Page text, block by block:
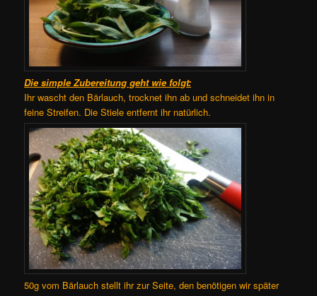
Die simple Zubereitung geht wie folgt:
Ihr wascht den Bärlauch, trocknet ihn ab und schneidet ihn in
feine Streifen. Die Stiele entfernt ihr natürlich.
50g vom Bärlauch stellt ihr zur Seite, den benötigen wir später